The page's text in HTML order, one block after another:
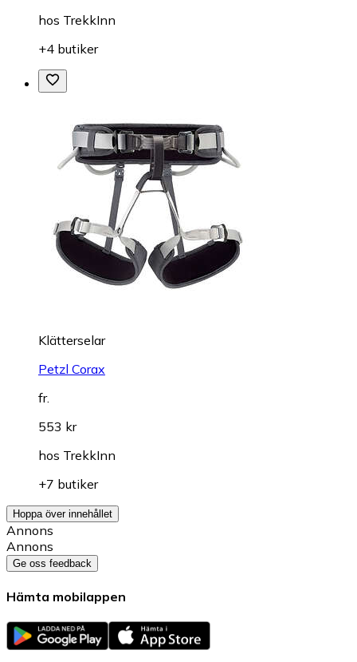
hos TrekkInn
+4 butiker
Klätterselar
Petzl Corax
fr.
553 kr
hos TrekkInn
+7 butiker
Hoppa över innehållet
Annons
Annons
Ge oss feedback
Hämta mobilappen